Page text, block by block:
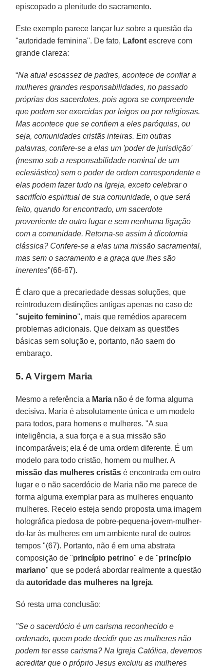
episcopado a plenitude do sacramento.
Este exemplo parece lançar luz sobre a questão da
"autoridade feminina". De fato, Lafont escreve com
grande clareza:
“Na atual escassez de padres, acontece de confiar a
mulheres grandes responsabilidades, no passado
próprias dos sacerdotes, pois agora se compreende
que podem ser exercidas por leigos ou por religiosas.
Mas acontece que se confiem a eles paróquias, ou
seja, comunidades cristãs inteiras. Em outras
palavras, confere-se a elas um 'poder de jurisdição'
(mesmo sob a responsabilidade nominal de um
eclesiástico) sem o poder de ordem correspondente e
elas podem fazer tudo na Igreja, exceto celebrar o
sacrifício espiritual de sua comunidade, o que será
feito, quando for encontrado, um sacerdote
proveniente de outro lugar e sem nenhuma ligação
com a comunidade. Retorna-se assim à dicotomia
clássica? Confere-se a elas uma missão sacramental,
mas sem o sacramento e a graça que lhes são
inerentes"(66-67).
É claro que a precariedade dessas soluções, que
reintroduzem distinções antigas apenas no caso de
"sujeito feminino", mais que remédios aparecem
problemas adicionais. Que deixam as questões
básicas sem solução e, portanto, não saem do
embaraço.
5. A Virgem Maria
Mesmo a referência a Maria não é de forma alguma
decisiva. Maria é absolutamente única e um modelo
para todos, para homens e mulheres. "A sua
inteligência, a sua força e a sua missão são
incomparáveis; ela é de uma ordem diferente. É um
modelo para todo cristão, homem ou mulher. A
missão das mulheres cristãs é encontrada em outro
lugar e o não sacerdócio de Maria não me parece de
forma alguma exemplar para as mulheres enquanto
mulheres. Receio esteja sendo proposta uma imagem
holográfica piedosa de pobre-pequena-jovem-mulher-
do-lar às mulheres em um ambiente rural de outros
tempos "(67). Portanto, não é em uma abstrata
composição de "princípio petrino" e de "princípio
mariano" que se poderá abordar realmente a questão
daautoridade das mulheres na Igreja.
Só resta uma conclusão:
"Se o sacerdócio é um carisma reconhecido e
ordenado, quem pode decidir que as mulheres não
podem ter esse carisma? Na Igreja Católica, devemos
acreditar que o próprio Jesus excluiu as mulheres